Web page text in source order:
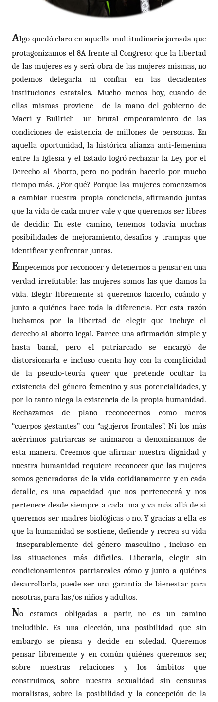
Algo quedó claro en aquella multitudinaria jornada que
protagonizamos el 8A frente al Congreso: que la libertad
de las mujeres es y será obra de las mujeres mismas, no
podemos delegarla ni confiar en las decadentes
instituciones estatales. Mucho menos hoy, cuando de
ellas mismas proviene –de la mano del gobierno de
Macri y Bullrich– un brutal empeoramiento de las
condiciones de existencia de millones de personas. En
aquella oportunidad, la histórica alianza anti-femenina
entre la Iglesia y el Estado logró rechazar la Ley por el
Derecho al Aborto, pero no podrán hacerlo por mucho
tiempo más. ¿Por qué? Porque las mujeres comenzamos
a cambiar nuestra propia conciencia, afirmando juntas
que la vida de cada mujer vale y que queremos ser libres
de decidir. En este camino, tenemos todavía muchas
posibilidades de mejoramiento, desafíos y trampas que
identificar y enfrentar juntas.
Empecemos por reconocer y detenernos a pensar en una
verdad irrefutable: las mujeres somos las que damos la
vida. Elegir libremente si queremos hacerlo, cuándo y
junto a quiénes hace toda la diferencia. Por esta razón
luchamos por la libertad de elegir que incluye el
derecho al aborto legal. Parece una afirmación simple y
hasta banal, pero el patriarcado se encargó de
distorsionarla e incluso cuenta hoy con la complicidad
de la pseudo-teoría queer que pretende ocultar la
existencia del género femenino y sus potencialidades, y
por lo tanto niega la existencia de la propia humanidad.
Rechazamos de plano reconocernos como meros
“cuerpos gestantes” con “agujeros frontales”. Ni los más
acérrimos patriarcas se animaron a denominarnos de
esta manera. Creemos que afirmar nuestra dignidad y
nuestra humanidad requiere reconocer que las mujeres
somosgeneradoras de la vida cotidianamente y en cada
detalle, es una capacidad que nos pertenecerá y nos
pertenece desde siempre a cada una y va más allá de si
queremos ser madres biológicas o no. Y gracias a ella es
que la humanidad se sostiene, defiende y recrea su vida
–inseparablemente del género masculino–, incluso en
las situaciones más difíciles. Liberarla, elegir sin
condicionamientos patriarcales cómo y junto a quiénes
desarrollarla, puede ser una garantía de bienestar para
nosotras, para las/os niños y adultos.
No estamos obligadas a parir, no es un camino
ineludible. Es una elección, una posibilidad que sin
embargo se piensa y decide en soledad. Queremos
pensar libremente y en común quiénes queremos ser,
sobre nuestras relaciones y los ámbitos que
construimos, sobre nuestra sexualidad sin censuras
moralistas, sobre la posibilidad y la concepción de la